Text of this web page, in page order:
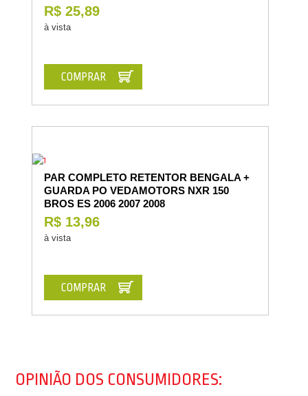
R$ 25,89
à vista
COMPRAR
PAR COMPLETO RETENTOR BENGALA +
GUARDA PO VEDAMOTORS NXR 150
BROS ES 2006 2007 2008
R$ 13,96
à vista
COMPRAR
OPINIÃO DOS CONSUMIDORES: